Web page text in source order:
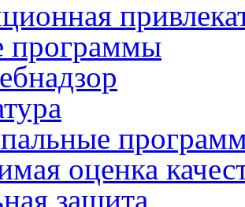
программы
оценка
защита